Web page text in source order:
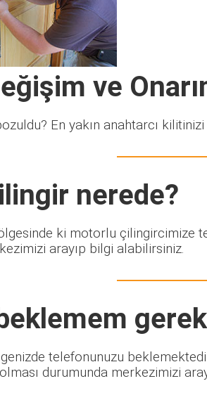
ve
En yakın anahtarcı
nerede?
ki motorlu çilingircimize
arayıp bilgi alabilirsiniz.
telefonunuzu
durumunda merkezimizi